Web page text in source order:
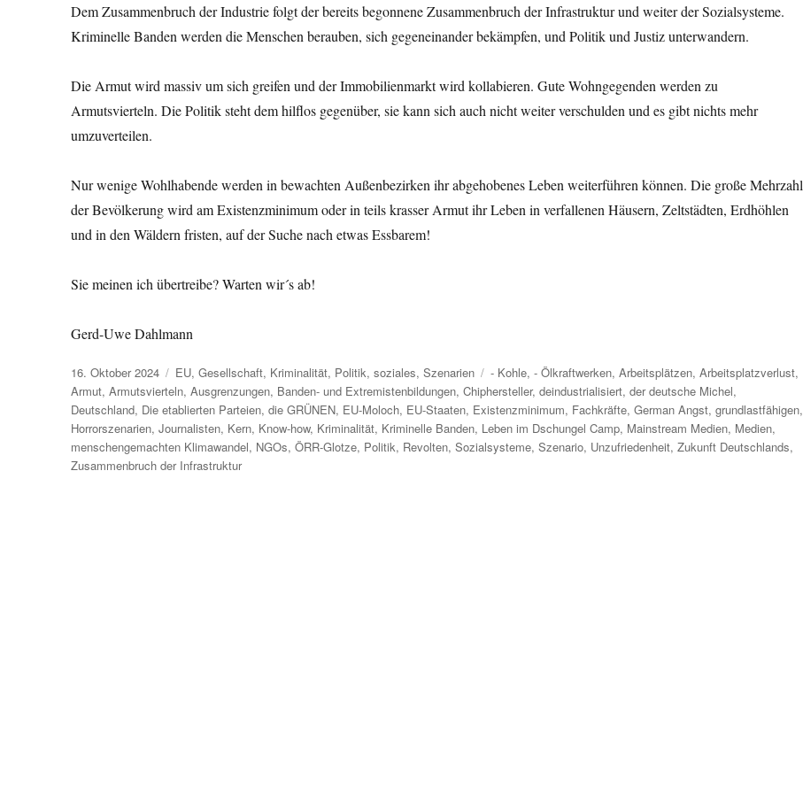
Dem Zusammenbruch der Industrie folgt der bereits begonnene Zusammenbruch der Infrastruktur und weiter der Sozialsysteme.
Kriminelle Banden werden die Menschen berauben, sich gegeneinander bekämpfen, und Politik und Justiz unterwandern.
Die Armut wird massiv um sich greifen und der Immobilienmarkt wird kollabieren. Gute Wohngegenden werden zu
Armutsvierteln. Die Politik steht dem hilflos gegenüber, sie kann sich auch nicht weiter verschulden und es gibt nichts mehr
umzuverteilen.
Nur wenige Wohlhabende werden in bewachten Außenbezirken ihr abgehobenes Leben weiterführen können. Die große Mehrzahl
der Bevölkerung wird am Existenzminimum oder in teils krasser Armut ihr Leben in verfallenen Häusern, Zeltstädten, Erdhöhlen
und in den Wäldern fristen, auf der Suche nach etwas Essbarem!
Sie meinen ich übertreibe? Warten wir´s ab!
Gerd-Uwe Dahlmann
Veröffentlicht
am
16. Oktober 2024 Kategorien
EU,Gesellschaft, Kriminalität, Politik,soziales,Szenarien Schlagwörter
- Kohle,- Ölkraftwerken,Arbeitsplätzen,Arbeitsplatzverlust,
Armut,Armutsvierteln,Ausgrenzungen, Banden- und Extremistenbildungen,Chiphersteller,deindustrialisiert,der deutsche Michel,
Deutschland, Die etablierten Parteien,die GRÜNEN, EU-Moloch, EU-Staaten, Existenzminimum, Fachkräfte,German Angst,grundlastfähigen,
Horrorszenarien,Journalisten, Kern, Know-how, Kriminalität, Kriminelle Banden, Leben im Dschungel Camp, Mainstream Medien, Medien,
menschengemachten Klimawandel, NGOs,ÖRR-Glotze, Politik, Revolten,Sozialsysteme,Szenario, Unzufriedenheit,Zukunft Deutschlands,
Zusammenbruch der Infrastruktur